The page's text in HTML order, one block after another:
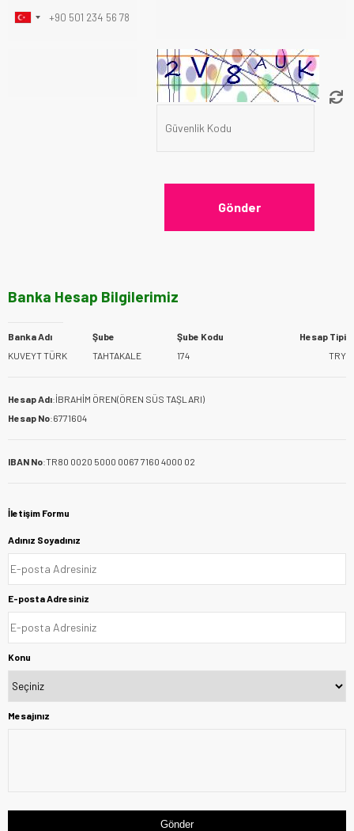
Banka Hesap Bilgilerimiz
Banka Adı
KUVEYT TÜRK
Şube
TAHTAKALE
Şube Kodu
174
Hesap Tipi
TRY
Hesap Adı:İBRAHİM ÖREN(ÖREN SÜS TAŞLARI)
Hesap No:6771604
IBAN No:TR80 0020 5000 0067 7160 4000 02
İletişim Formu
Adınız Soyadınız
E-posta Adresiniz
Konu
Mesajınız
Gönder